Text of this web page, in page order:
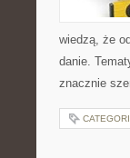
wiedzą, że
danie.
znacznie